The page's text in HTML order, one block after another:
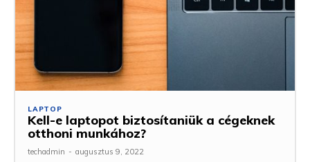
LAPTOP
Kell-e laptopot biztosítaniük a cégeknek
otthoni munkához?
techadmin - augusztus 9, 2022